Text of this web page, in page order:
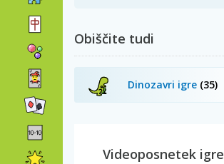
Obiščite tudi
Dinozavri igre (35)
Videoposnetek igre